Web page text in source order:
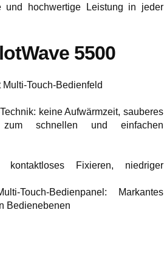
und hochwertige Leistung in jeder
5500
Touch-Bedienfeld
keine Aufwärmzeit, sauberes
zum schnellen und einfachen
kontaktloses Fixieren, niedriger
Touch-Bedienpanel: Markantes
Bedienebenen